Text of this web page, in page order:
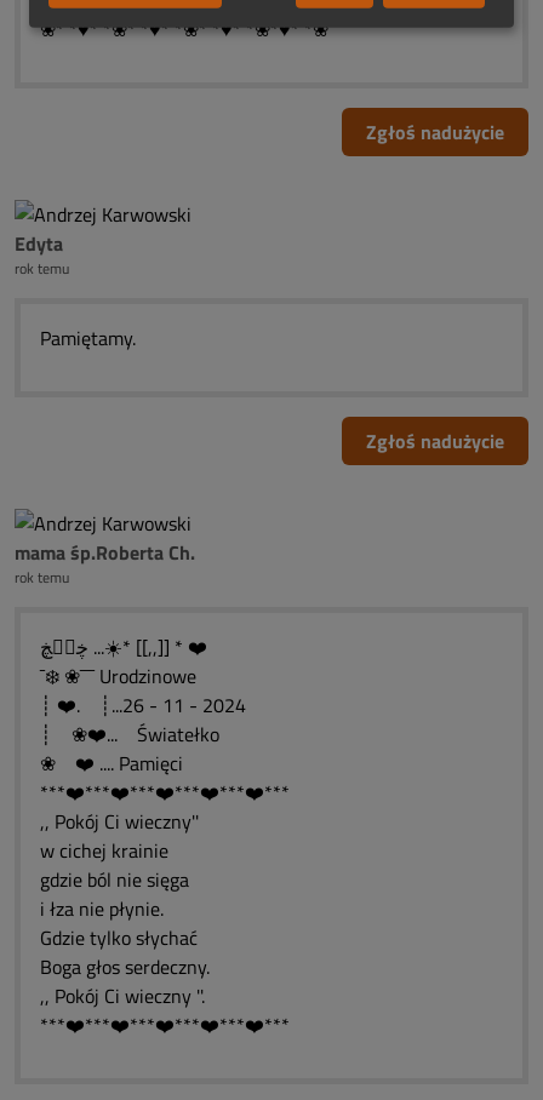
❀*¯*♥*¯*❀*¯*♥*¯*❀*¯*♥*¯*❀*♥*¯*❀
Zgłoś nadużycie
Edyta
rok temu
Pamiętamy.
Zgłoś nadużycie
mama śp.Roberta Ch.
rok temu
ڿڰۣڿ ...☀️* [[,,]] * ❤️
¯❄️ ❀¯¯¯ Urodzinowe
┊ ❤️. ┊...26 - 11 - 2024
┊ ❀❤️... Światełko
❀ ❤️ .... Pamięci
***❤️***❤️***❤️***❤️***❤️***
,, Pokój Ci wieczny''
w cichej krainie
gdzie ból nie sięga
i łza nie płynie.
Gdzie tylko słychać
Boga głos serdeczny.
,, Pokój Ci wieczny ''.
***❤️***❤️***❤️***❤️***❤️***